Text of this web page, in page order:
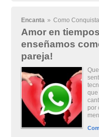
Encanta » Como
Amor en
enseñamos
pareja!
por